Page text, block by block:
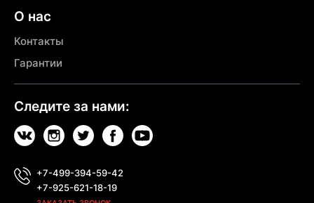
О нас
Контакты
Гарантии
Следите за нами:
+7-499-394-59-42
+7-925-621-18-19